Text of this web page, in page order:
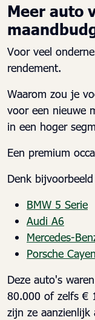
Meer auto
Voor veel
rendement.
Waarom zou je
voor een nieuwe
in een hoger
Een premium
Denk
BMW 5 Serie
Audi A6
Mercedes-
Porsche
Deze auto's
80.000 of zelfs €
zijn ze